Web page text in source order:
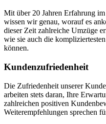
Mit über 20 Jahren Erfahrung
wissen wir genau, worauf es
dieser Zeit zahlreiche Umzüge
wie sie auch die
können.
Kundenzufriedenheit
Die Zufriedenheit unserer
arbeiten stets daran, Ihre
zahlreichen positiven
Weiterempfehlungen sprechen